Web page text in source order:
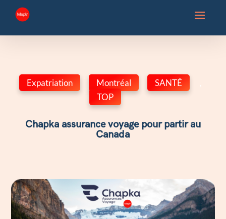
Expatriation Montréal SANTÉ
,
TOP
Chapka assurance voyage pour partir au
Canada